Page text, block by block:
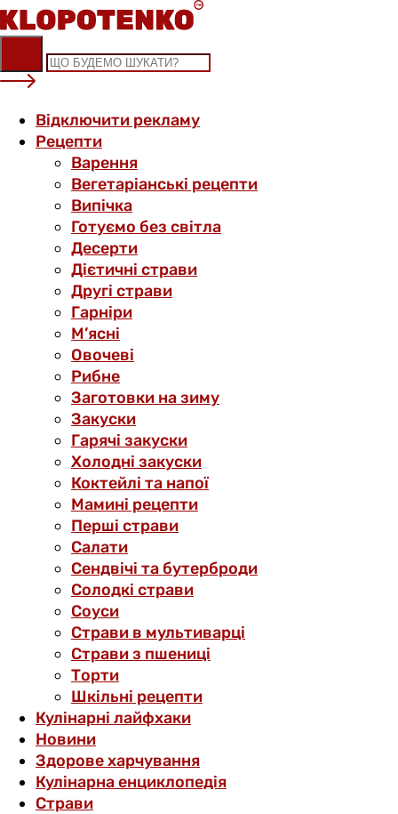
Skip
to
content
Відключити рекламу
Рецепти
Варення
Вегетаріанські рецепти
Випічка
Готуємо без світла
Десерти
Дієтичні страви
Другі страви
Гарніри
М’ясні
Овочеві
Рибне
Заготовки на зиму
Закуски
Гарячі закуски
Холодні закуски
Коктейлі та напої
Мамині рецепти
Перші страви
Салати
Сендвічі та бутерброди
Солодкі страви
Соуси
Страви в мультиварці
Страви з пшениці
Торти
Шкільні рецепти
Кулінарні лайфхаки
Новини
Здорове харчування
Кулінарна енциклопедія
Страви